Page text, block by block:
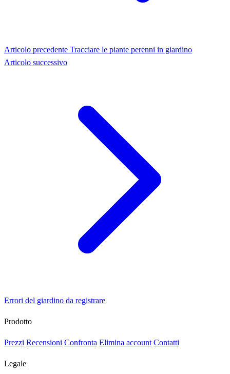
Articolo precedente Tracciare le piante perenni in giardino
Articolo successivo
Errori del giardino da registrare
Prodotto
Prezzi Recensioni Confronta Elimina account Contatti
Legale